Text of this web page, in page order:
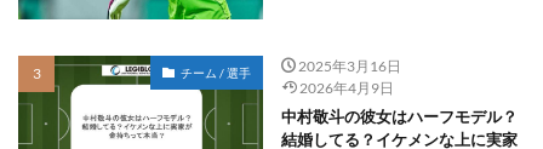
チーム / 選手
2025年3月16日
2026年4月9日
中村敬斗の彼女はハーフモデル？
結婚してる？イケメンな上に実家